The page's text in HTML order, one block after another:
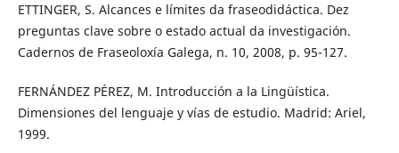
ETTINGER, S. Alcances e límites da fraseodidáctica. Dez
preguntas clave sobre o estado actual da investigación.
Cadernos de Fraseoloxía Galega, n. 10, 2008, p. 95-127.
FERNÁNDEZ PÉREZ, M. Introducción a la Lingüística.
Dimensiones del lenguaje y vías de estudio. Madrid: Ariel,
1999.